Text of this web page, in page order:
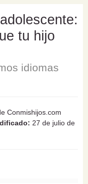
tu hijo
idiomas
Conmishijos.com
27 de julio de